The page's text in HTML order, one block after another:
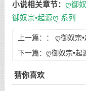
小说相关章节： ღ御
御奴宗•起源ღ 系列
上一篇：： ღ御奴宗
系列
下一篇： ღ御奴宗•起
猜你喜欢